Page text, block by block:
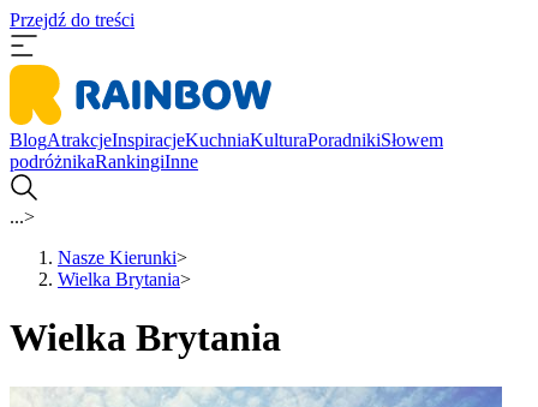
Przejdź do treści
BlogAtrakcjeInspiracjeKuchniaKulturaPoradnikiSłowem
podróżnikaRankingiInne
...>
Nasze Kierunki>
Wielka Brytania>
Wielka Brytania